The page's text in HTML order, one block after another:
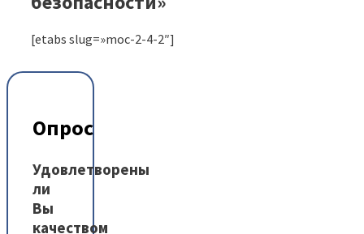
[etabs slug=»moc-2-4-2″]
Опрос
Удовлетворены
ли
Вы
качеством